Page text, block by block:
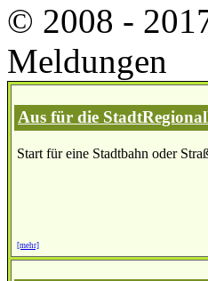
© 2008 -
Meldungen
Aus für die
Start für eine Stadtbahn oder
[mehr]